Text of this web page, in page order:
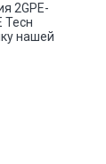
2GPE-
Тесн
нашей